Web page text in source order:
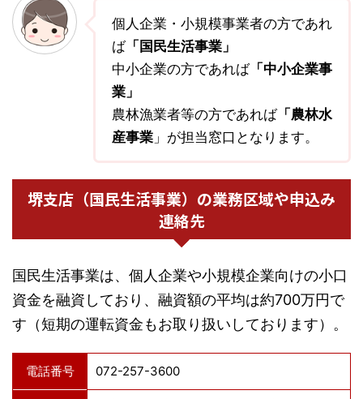
個人企業・小規模事業者の方であれ
ば「国民生活事業」
中小企業の方であれば「中小企業事
業」
農林漁業者等の方であれば「農林水
産事業 」が担当窓口となります。
堺支店（国民生活事業）の業務区域や申込み
連絡先
国民生活事業は、個人企業や小規模企業向けの小口
資金を融資しており、融資額の平均は約700万円で
す（短期の運転資金もお取り扱いしております）。
電話番号 072-257-3600